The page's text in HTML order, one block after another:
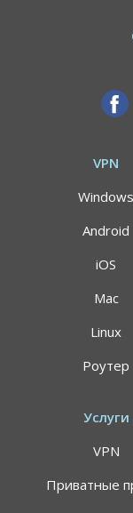
VPN
Windows
Android
iOS
Mac
Linux
Роутер
Услуги
VPN
Приватные